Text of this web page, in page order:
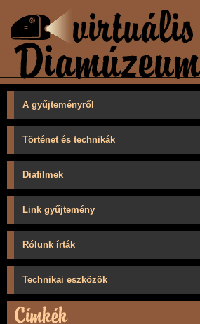
A gyűjteményről
Történet és technikák
Diafilmek
Link gyűjtemény
Rólunk írták
Technikai eszközök